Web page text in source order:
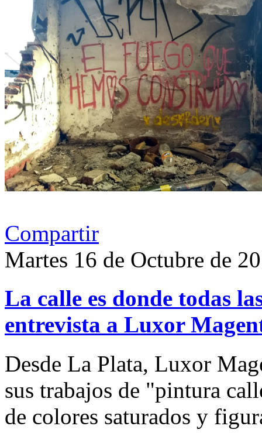
Compartir
Martes 16 de Octubre de
La calle es donde todas
entrevista a Luxor
Desde La Plata, Luxor
sus trabajos de "pintura
de colores saturados y